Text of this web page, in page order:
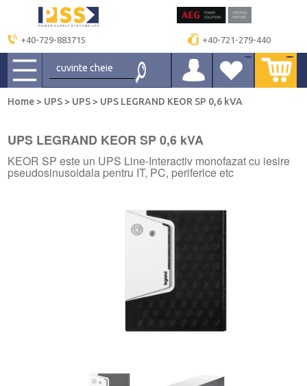
+40-729-883715 +40-721-279-440
Home> UPS> UPS> UPS LEGRAND KEOR SP 0,6 kVA
UPS LEGRAND KEOR SP 0,6 kVA
KEOR SP este un UPS Line-Interactiv monofazat cu iesire
pseudosinusoidala pentru IT, PC, periferice etc